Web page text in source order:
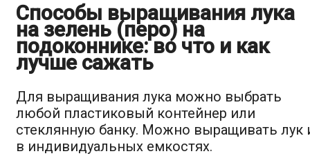
Способы выращивания лука
на зелень (перо) на
подоконнике: во что и как
лучше сажать
Для выращивания лука можно выбрать
любой пластиковый контейнер или
стеклянную банку. Можно выращивать лук
в индивидуальных емкостях.